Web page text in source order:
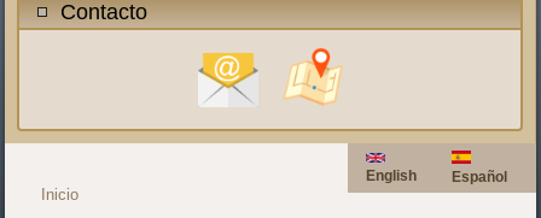
Contacto
Español
English
Se encuentra usted aquí
Inicio